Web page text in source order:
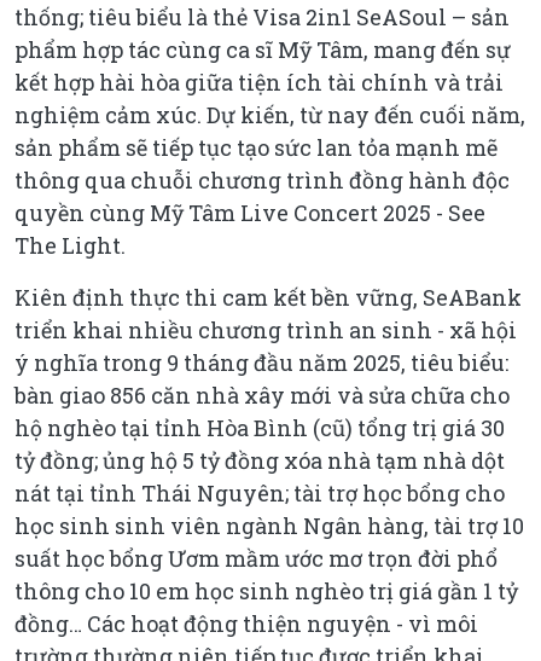
thống; tiêu biểu là thẻ Visa 2in1 SeASoul – sản
phẩm hợp tác cùng ca sĩ Mỹ Tâm, mang đến sự
kết hợp hài hòa giữa tiện ích tài chính và trải
nghiệm cảm xúc. Dự kiến, từ nay đến cuối năm,
sản phẩm sẽ tiếp tục tạo sức lan tỏa mạnh mẽ
thông qua chuỗi chương trình đồng hành độc
quyền cùng Mỹ Tâm Live Concert 2025 - See
The Light.
Kiên định thực thi cam kết bền vững, SeABank
triển khai nhiều chương trình an sinh - xã hội
ý nghĩa trong 9 tháng đầu năm 2025, tiêu biểu:
bàn giao 856 căn nhà xây mới và sửa chữa cho
hộ nghèo tại tỉnh Hòa Bình (cũ) tổng trị giá 30
tỷ đồng; ủng hộ 5 tỷ đồng xóa nhà tạm nhà dột
nát tại tỉnh Thái Nguyên; tài trợ học bổng cho
học sinh sinh viên ngành Ngân hàng, tài trợ 10
suất học bổng Ươm mầm ước mơ trọn đời phổ
thông cho 10 em học sinh nghèo trị giá gần 1 tỷ
đồng… Các hoạt động thiện nguyện - vì môi